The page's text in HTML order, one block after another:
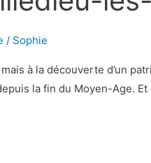
/ Sophie
à la découverte d’un
la fin du Moyen-Age.